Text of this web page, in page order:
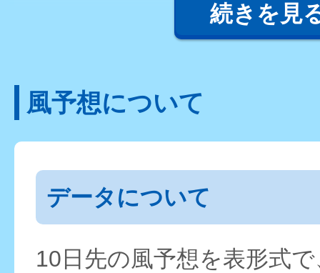
続きを見
風予想について
データについて
10日先の風予想を表形式